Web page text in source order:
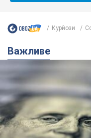
Курйози
Важливе